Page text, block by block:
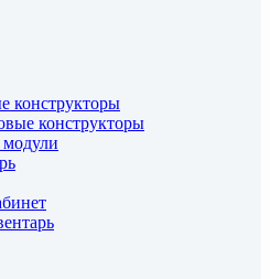
конструкторы
конструкторы